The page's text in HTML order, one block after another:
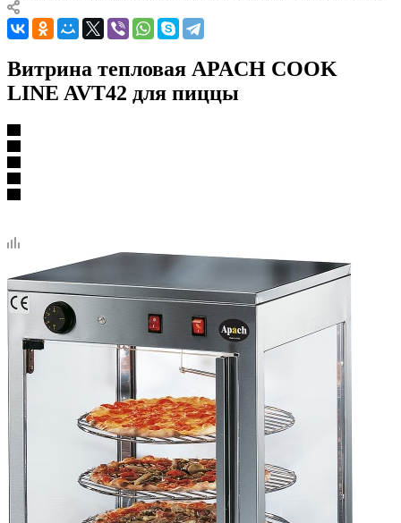
Витрина тепловая APACH COOK
LINE AVT42 для пиццы